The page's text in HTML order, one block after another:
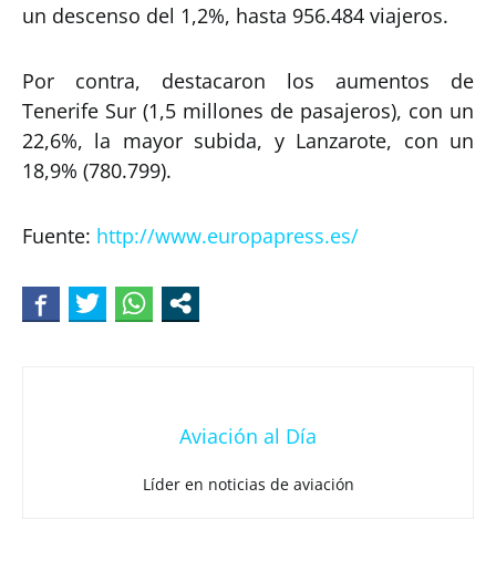
un descenso del 1,2%, hasta 956.484 viajeros.
Por contra, destacaron los aumentos de
Tenerife Sur (1,5 millones de pasajeros), con un
22,6%, la mayor subida, y Lanzarote, con un
18,9% (780.799).
Fuente: http://www.europapress.es/
Aviación al Día
Líder en noticias de aviación